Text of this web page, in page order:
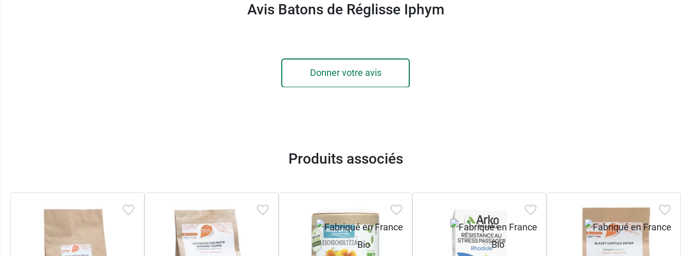
Avis Batons de Réglisse Iphym
Donner votre avis
Produits associés